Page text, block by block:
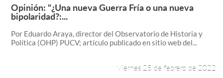
Leer más +
Opinión: "¿Una nueva Guerra Fría o una nueva
bipolaridad?:...
Por Eduardo Araya, director del Observatorio de Historia y
Política (OHP) PUCV; artículo publicado en sitio web del...
Viernes 25 de febrero de 2022